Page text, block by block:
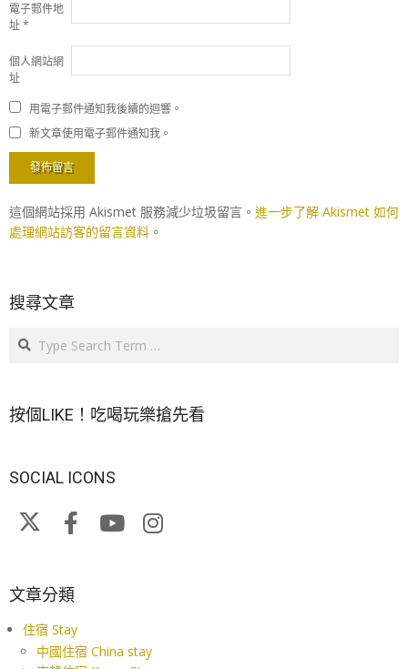
電子郵件地
址*
個人網站網
址
用電子郵件通知我後續的迴響。
新文章使用電子郵件通知我。
這個網站採用 Akismet 服務減少垃圾留言。 進一步了解 Akismet 如何
處理網站訪客的留言資料 。
搜尋文章
Search
按個LIKE！吃喝玩樂搶先看
SOCIAL ICONS
文章分類
住宿 Stay
中國住宿 China stay